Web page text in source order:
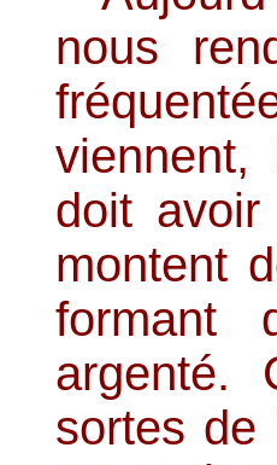
nous
doit
montent
formant
argenté.
sortes de